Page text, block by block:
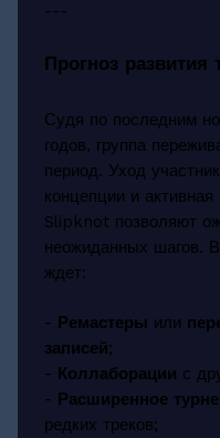
---
Прогноз
Судя по последним
годов, группа
период. Уход
концепции и
Slipknot позволяют
неожиданных шагов.
ждет:
- Ремастеры или
записей;
- Коллаборации с
- Расширенное турне
редких треков;